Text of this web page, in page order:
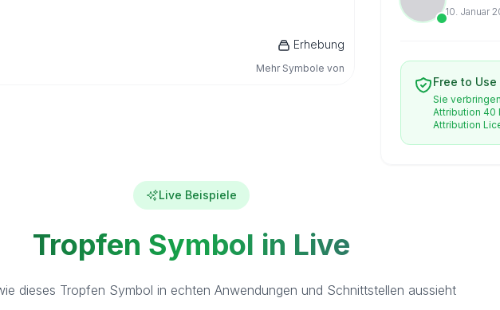
Erhebung
Mehr Symbole von
10. Januar
Free to Use
Sie
Attribution 40
Attribution
Live Beispiele
Tropfen Symbol in Live
dieses Tropfen Symbol in echten Anwendungen und Schnittstellen aussieht